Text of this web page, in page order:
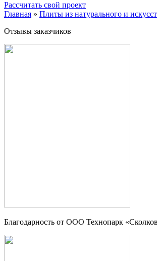
Рассчитать свой проект
Главная » Плиты из натурального и
Отзывы заказчиков
Благодарность от OOO Технопарк